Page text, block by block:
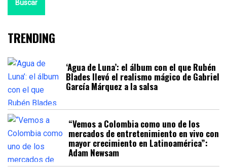
Buscar
TRENDING
‘Agua de Luna’: el álbum con el que Rubén
Blades llevó el realismo mágico de Gabriel
García Márquez a la salsa
“Vemos a Colombia como uno de los
mercados de entretenimiento en vivo con
mayor crecimiento en Latinoamérica”:
Adam Newsam